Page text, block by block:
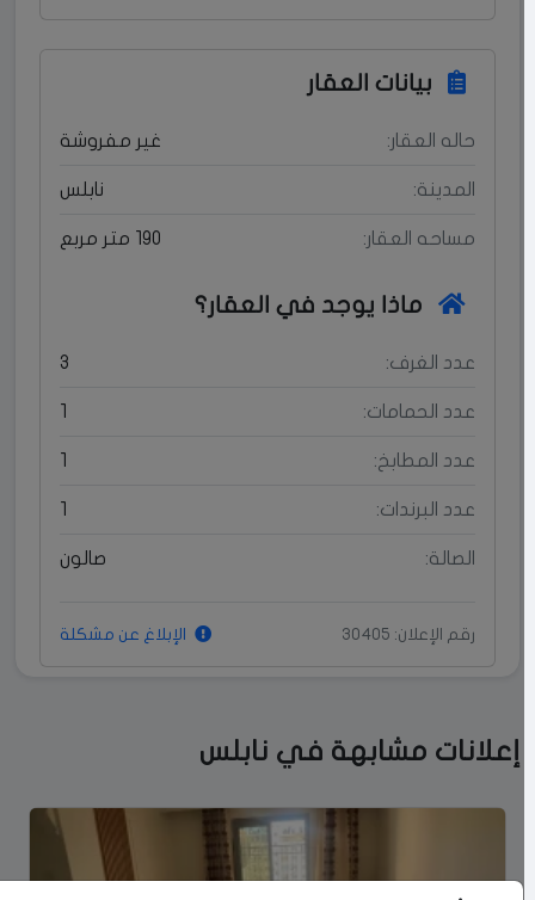
بيانات العقار
حاله العقار: غير مفروشة
المدينة: نابلس
مساحه العقار: 190 متر مربع
ماذا يوجد في العقار؟
عدد الغرف:
عدد الحمامات:
عدد المطابخ:
عدد البرندات:
الصالة: صالون
رقم الإعلان: 30405 الإبلاغ عن مشكلة
إعلانات مشابهة في نابلس